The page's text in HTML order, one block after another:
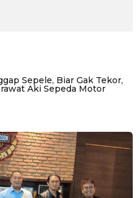
Sepele, Biar Gak Tekor,
Aki Sepeda Motor